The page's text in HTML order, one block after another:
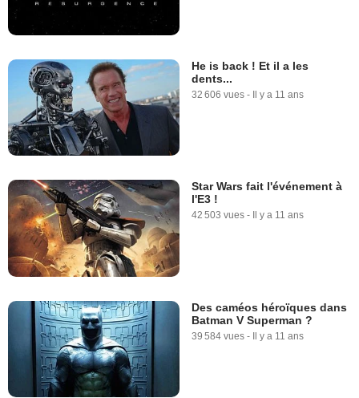
He is back ! Et il a les
dents...
32 606 vues - Il y a 11 ans
Star Wars fait l'événement à
l'E3 !
42 503 vues - Il y a 11 ans
Des caméos héroïques dans
Batman V Superman ?
39 584 vues - Il y a 11 ans